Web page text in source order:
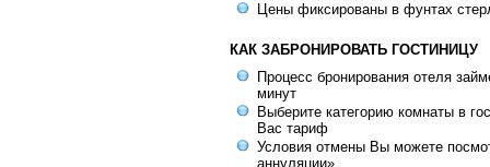
Цены фиксированы в фунтах
КАК ЗАБРОНИРОВАТЬ ГОСТИНИЦУ
Процесс бронирования отеля
минут
Выберите категорию комнаты в
Вас тариф
Условия отмены Вы можете
аннуляции»